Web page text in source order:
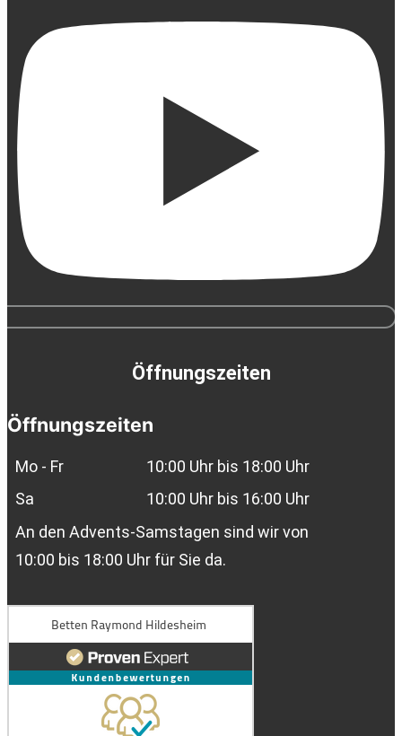
Öffnungszeiten
Öffnungszeiten
Mo - Fr
10:00 Uhr bis 18:00 Uhr
Sa
10:00 Uhr bis 16:00 Uhr
An den Advents-Samstagen sind wir von
10:00 bis 18:00 Uhr für Sie da.